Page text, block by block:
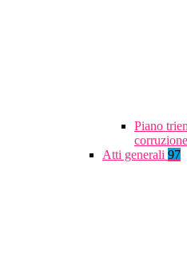
Piano
Atti generali 97